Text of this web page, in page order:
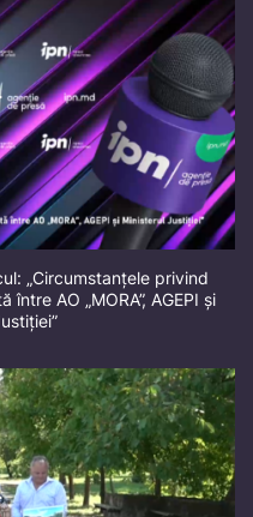
„Circumstanțele privind
AO „MORA”, AGEPI și